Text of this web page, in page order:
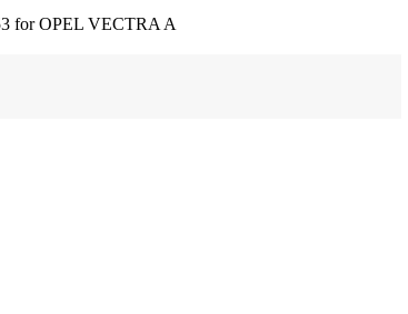
for OPEL VECTRA A